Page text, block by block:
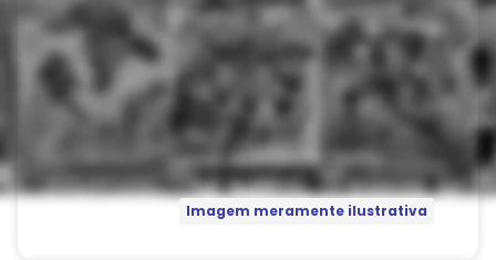
Imagem meramente ilustrativa